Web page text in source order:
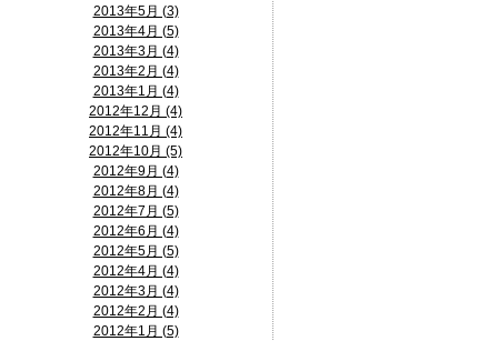
2013年5月 (3)
2013年4月 (5)
2013年3月 (4)
2013年2月 (4)
2013年1月 (4)
2012年12月 (4)
2012年11月 (4)
2012年10月 (5)
2012年9月 (4)
2012年8月 (4)
2012年7月 (5)
2012年6月 (4)
2012年5月 (5)
2012年4月 (4)
2012年3月 (4)
2012年2月 (4)
2012年1月 (5)